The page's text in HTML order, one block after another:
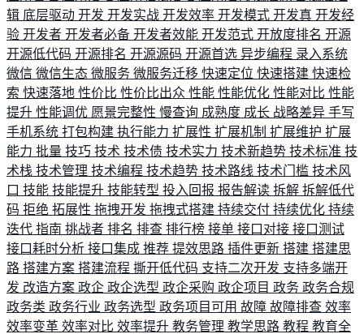
辑 底层驱动 开发 开发实战 开发效率 开发模式 开发真 开发经
验 开发者 开发者必备 开发者效能 开发范式 开放度排名 开源
开源低代码 开源排名 开源源码 开源首选 异步编程 录入系统
微信 微信生态 微服务 微服务迁移 快速定位 快速搭建 快速检
索 快速落地 性价比 性价比出众 性能 性能优化 性能对比 性能
提升 性能调优 愿景完整性 慢查询 成熟度 成长 战略差异 手写
手机系统 打包构建 执行能力 扩展性 扩展机制 扩展维护 扩展
能力 批量 技巧 技术 技术债 技术实力 技术新趋势 技术标准 技
术栈 技术管理 技术编程 技术趋势 技术路线 技术门槛 技术风
口 技能 技能提升 技能转型 投入回报 报告解读 拆解 拆解低代
码 拒绝 拓展性 拖拽开发 拖拽式搭建 持续交付 持续优化 持续
迭代 指南 挑战者 排名 排查 排行榜 接单 接口对接 接口测试
接口耗时分析 接口集成 推荐 提效思路 插件更新 搭建 搭建思
路 搭建方案 搭建流程 撕开低代码 支持二次开发 支持多端开
发 改造方案 政企 政企选型 政企采购 政企项目 政务 政务合规
政务类 政务行业 政务选型 政务项目可用 故障 故障排查 效率
效率变革 效率对比 效率提升 教务管理 教学思路 教程 教育全